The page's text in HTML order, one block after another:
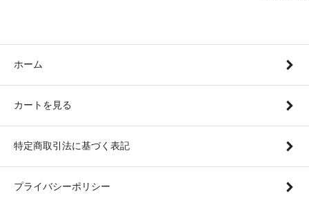
ホーム
カートを見る
特定商取引法に基づく表記
プライバシーポリシー